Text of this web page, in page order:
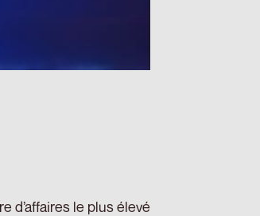
d’affaires le plus élevé